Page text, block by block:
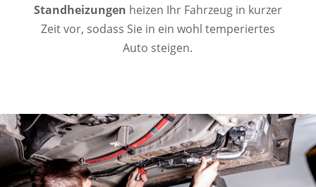
Standheizungen heizen Ihr Fahrzeug in kurzer
Zeit vor, sodass Sie in ein wohl temperiertes
Auto steigen.